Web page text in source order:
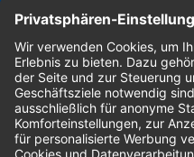
Bestellungen
Sendung verfolgen